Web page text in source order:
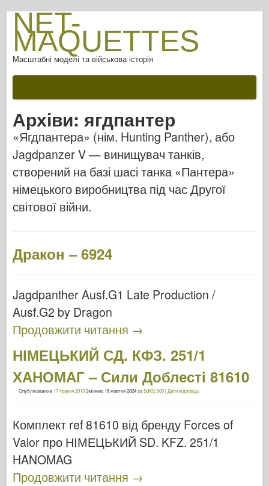
NET-
MAQUETTES
Масштабні моделі та військова історія
Архіви: ягдпантер
«Ягдпантера» (нім. Hunting Panther), або
Jagdpanzer V — винищувач танків,
створений на базі шасі танка «Пантера»
німецького виробництва під час Другої
світової війни.
Дракон – 6924
Jagdpanther Ausf.G1 Late Production /
Ausf.G2 by Dragon
Продовжити читання →
НІМЕЦЬКИЙ СД. КФЗ. 251/1
ХАНОМАГ – Сили Доблесті 81610
Опубліковано в 17 травня 2013Змінено 18 жовтня 2024заSdKfz.000| Дати відповідь
Комплект ref 81610 від бренду Forces of
Valor про НІМЕЦЬКИЙ SD. KFZ. 251/1
HANOMAG
Продовжити читання →